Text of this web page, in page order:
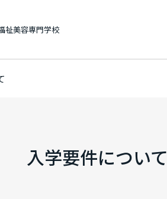
祉美容専門学校
入学要件について